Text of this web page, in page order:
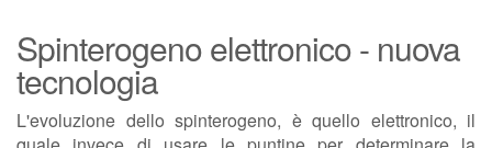
Spinterogeno elettronico - nuova
tecnologia
L'evoluzione dello spinterogeno, è quello elettronico, il